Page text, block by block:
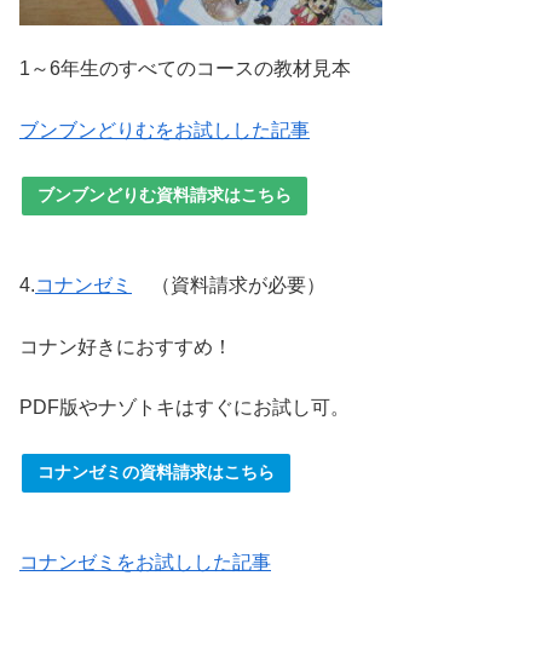
1～6年生のすべてのコースの教材見本
ブンブンどりむをお試しした記事
ブンブンどりむ資料請求はこちら
4.コナンゼミ （資料請求が必要）
コナン好きにおすすめ！
PDF版やナゾトキはすぐにお試し可。
コナンゼミの資料請求はこちら
コナンゼミをお試しした記事